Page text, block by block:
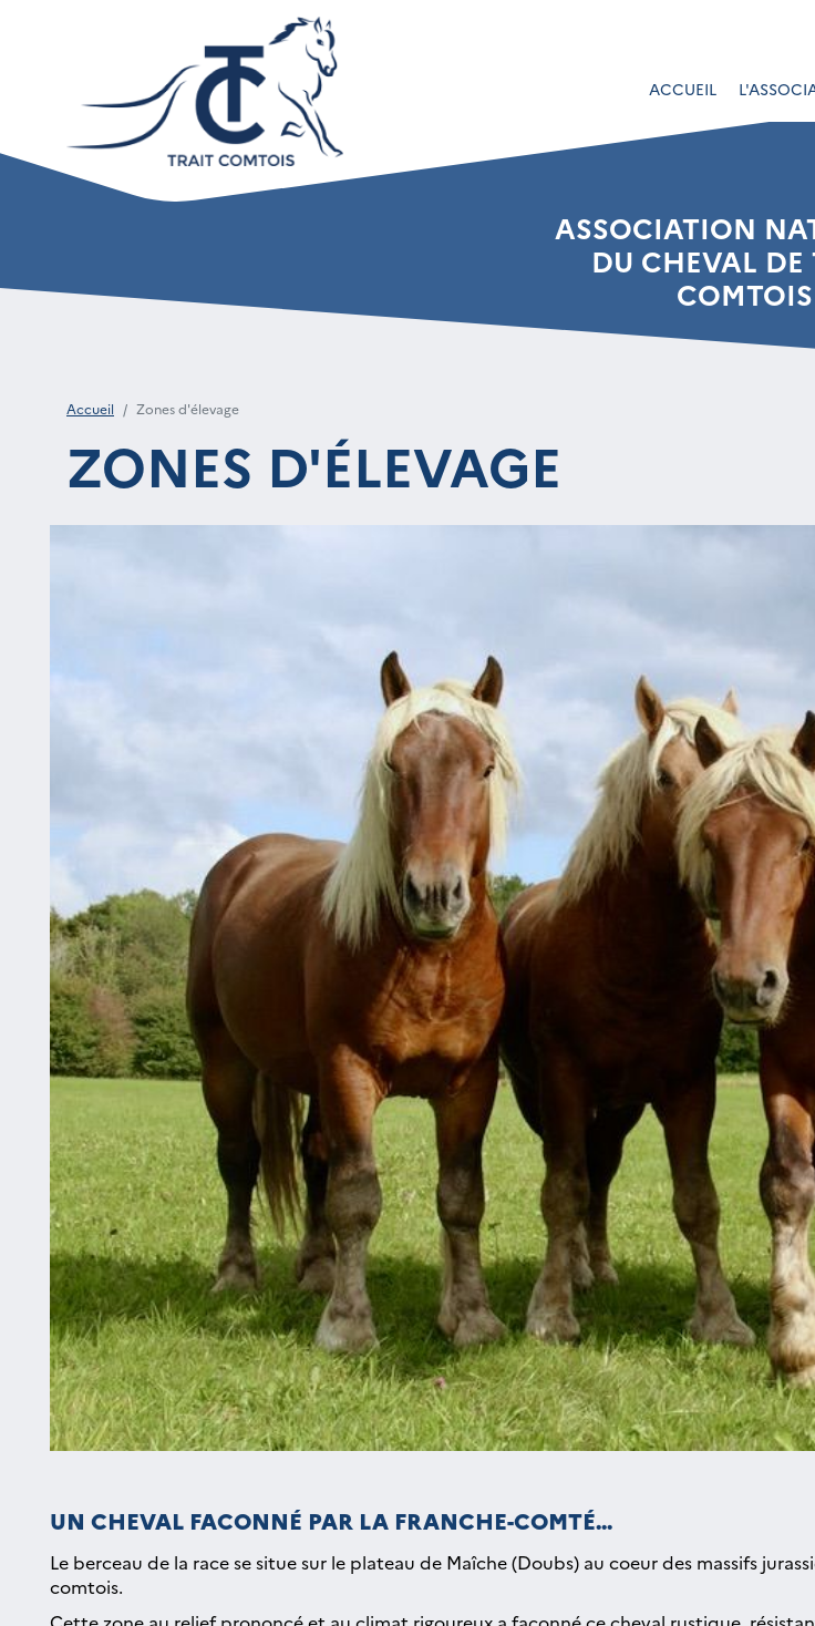
ACCUEIL
ASSOCIATION
DU CHEVAL DE
COMTOIS
Accueil Zones d'élevage
ZONES D'ÉLEVAGE
UN CHEVAL FACONNÉ PAR LA FRANCHE-COMTÉ...
Le berceau de la race se situe sur le plateau de Maîche (Doubs) au coeur des massifs
comtois.